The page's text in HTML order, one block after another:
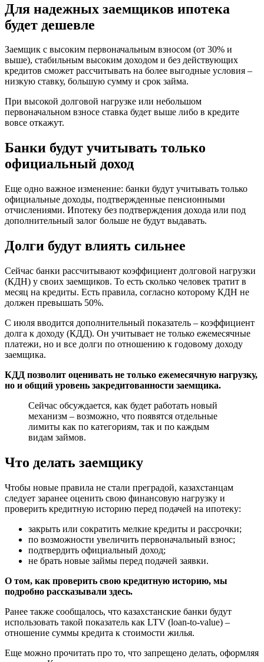
Для надежных заемщиков ипотека
будет дешевле
Заемщик с высоким первоначальным взносом (от 30% и
выше), стабильным высоким доходом и без действующих
кредитов сможет рассчитывать на более выгодные условия –
низкую ставку, большую сумму и срок займа.
При высокой долговой нагрузке или небольшом
первоначальном взносе ставка будет выше либо в кредите
вовсе откажут.
Банки будут учитывать только
официальный доход
Еще одно важное изменение: банки будут учитывать только
официальные доходы, подтвержденные пенсионными
отчислениями. Ипотеку без подтверждения дохода или под
дополнительный залог больше не будут выдавать.
Долги будут влиять сильнее
Сейчас банки рассчитывают коэффициент долговой нагрузки
(КДН) у своих заемщиков. То есть сколько человек тратит в
месяц на кредиты. Есть правила, согласно которому КДН не
должен превышать 50%.
С июля вводится дополнительный показатель – коэффициент
долга к доходу (КДД). Он учитывает не только ежемесячные
платежи, но и все долги по отношению к годовому доходу
заемщика.
КДД позволит оценивать не только ежемесячную нагрузку,
но и общий уровень закредитованности заемщика.
Сейчас обсуждается, как будет работать новый
механизм – возможно, что появятся отдельные
лимиты как по категориям, так и по каждым
видам займов.
Что делать заемщику
Чтобы новые правила не стали преградой, казахстанцам
следует заранее оценить свою финансовую нагрузку и
проверить кредитную историю перед подачей на ипотеку:
закрыть или сократить мелкие кредиты и рассрочки;
по возможности увеличить первоначальный взнос;
подтвердить официальный доход;
не брать новые займы перед подачей заявки.
О том, как проверить свою кредитную историю, мы
подробно рассказывали здесь.
Ранее также сообщалось, что казахстанские банки будут
использовать такой показатель как LTV (loan-to-value) –
отношение суммы кредита к стоимости жилья.
Еще можно прочитать про то, что запрещено делать, оформляя